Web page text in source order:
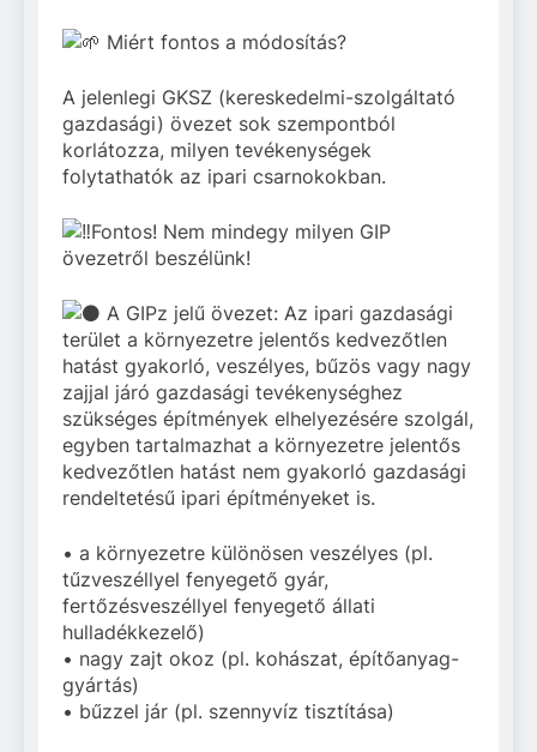
Miért fontos a módosítás?
A jelenlegi GKSZ (kereskedelmi-szolgáltató
gazdasági) övezet sok szempontból
korlátozza, milyen tevékenységek
folytathatók az ipari csarnokokban.
Fontos! Nem mindegy milyen GIP
övezetről beszélünk!
A GIPz jelű övezet: Az ipari gazdasági
terület a környezetre jelentős kedvezőtlen
hatást gyakorló, veszélyes, bűzös vagy nagy
zajjal járó gazdasági tevékenységhez
szükséges építmények elhelyezésére szolgál,
egyben tartalmazhat a környezetre jelentős
kedvezőtlen hatást nem gyakorló gazdasági
rendeltetésű ipari építményeket is.
• a környezetre különösen veszélyes (pl.
tűzveszéllyel fenyegető gyár,
fertőzésveszéllyel fenyegető állati
hulladékkezelő)
• nagy zajt okoz (pl. kohászat, építőanyag-
gyártás)
• bűzzel jár (pl. szennyvíz tisztítása)